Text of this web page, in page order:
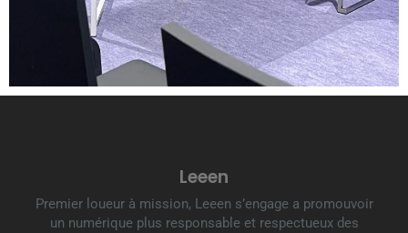
Leeen
Premier loueur à mission, Leeen s’engage a promouvoir
un numérique plus responsable et respectueux des